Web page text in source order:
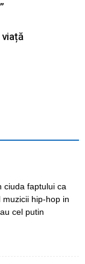
ciuda faptului ca
hip-hop in
cel putin